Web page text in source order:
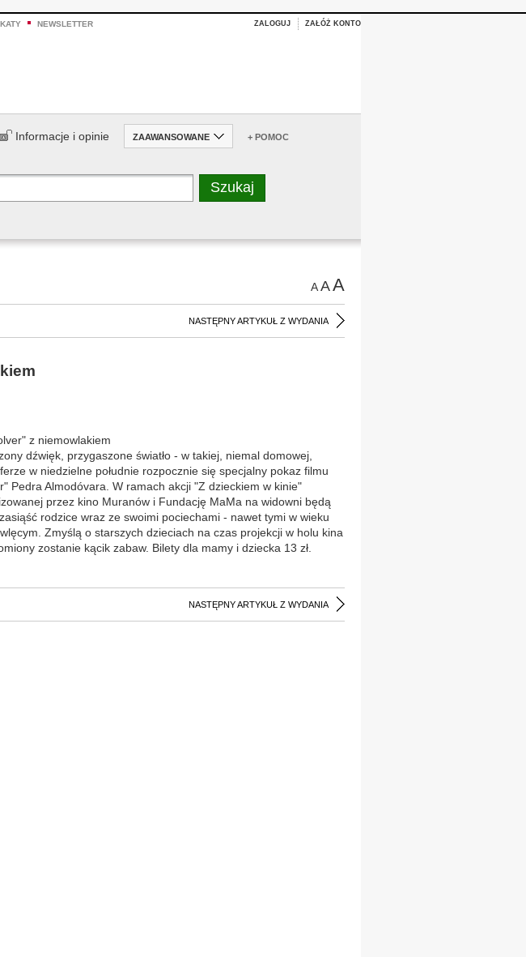
NEWSLETTER ZALOGUJ ZAŁÓŻ KONTO
Informacje i opinie ZAAWANSOWANE + POMOC
AAA
NASTĘPNY ARTYKUŁ Z WYDANIA
z niemowlakiem
dźwięk, przygaszone światło - w takiej, niemal domowej,
w niedzielne południe rozpocznie się specjalny pokaz filmu
Pedra Almodóvara. W ramach akcji "Z dzieckiem w kinie"
przez kino Muranów i Fundację MaMa na widowni będą
rodzice wraz ze swoimi pociechami - nawet tymi w wieku
Zmyślą o starszych dzieciach na czas projekcji w holu kina
zostanie kącik zabaw. Bilety dla mamy i dziecka 13 zł.
NASTĘPNY ARTYKUŁ Z WYDANIA